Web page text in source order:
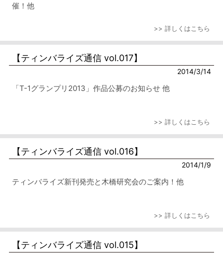
催！他
>> 詳しくはこちら
【ティンバライズ通信 vol.017】
2014/3/14
「T-1グランプリ2013」作品公募のお知らせ 他
>> 詳しくはこちら
【ティンバライズ通信 vol.016】
2014/1/9
ティンバライズ新刊発売と木橋研究会のご案内！他
>> 詳しくはこちら
【ティンバライズ通信 vol.015】